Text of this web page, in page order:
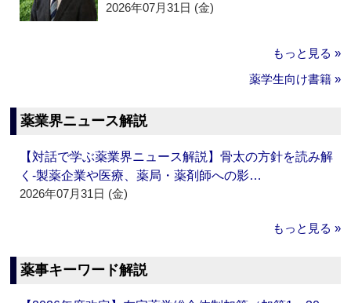
2026年07月31日 (金)
もっと見る »
薬学生向け書籍 »
薬業界ニュース解説
【対話で学ぶ薬業界ニュース解説】骨太の方針を読み解
く‐製薬企業や医療、薬局・薬剤師への影…
2026年07月31日 (金)
もっと見る »
薬事キーワード解説